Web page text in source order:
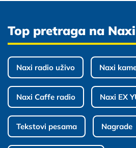
Top pretraga na
Naxi radio uživo Naxi
Naxi Caffe radio Naxi EX
Tekstovi pesama Nagrade